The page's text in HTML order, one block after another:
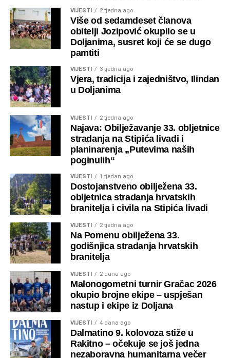
VIJESTI 2 tjedna ago
Više od sedamdeset članova
obitelji Jozipović okupilo se u
Doljanima, susret koji će se dugo
pamtiti
VIJESTI 3 tjedna ago
Vjera, tradicija i zajedništvo, Ilindan
u Doljanima
VIJESTI 2 tjedna ago
Najava: Obilježavanje 33. obljetnice
stradanja na Stipića livadi i
planinarenja „Putevima naših
poginulih“
VIJESTI 1 tjedan ago
Dostojanstveno obilježena 33.
obljetnica stradanja hrvatskih
branitelja i civila na Stipića livadi
VIJESTI 2 tjedna ago
Na Pomenu obilježena 33.
godišnjica stradanja hrvatskih
branitelja
VIJESTI 2 dana ago
Malonogometni turnir Gračac 2026
okupio brojne ekipe – uspješan
nastup i ekipe iz Doljana
VIJESTI 4 dana ago
Dalmatino 9. kolovoza stiže u
Rakitno – očekuje se još jedna
nezaboravna humanitarna večer